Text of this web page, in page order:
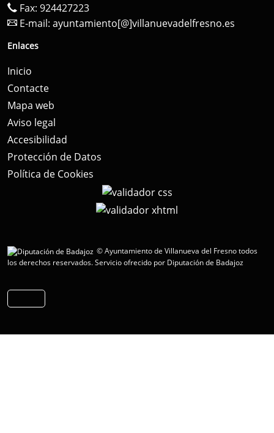
Fax: 924427223
E-mail: ayuntamiento[@]villanuevadelfresno.es
Enlaces
Inicio
Contacte
Mapa web
Aviso legal
Accesibilidad
Protección de Datos
Política de Cookies
© Ayuntamiento de Villanueva del Fresno todos
los derechos reservados.Servicio ofrecido por Diputación de Badajoz